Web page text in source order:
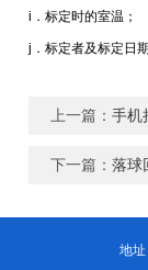
i．标定时的室温；
j．标定者及标定日期
上一篇：手机
下一篇：落球
地